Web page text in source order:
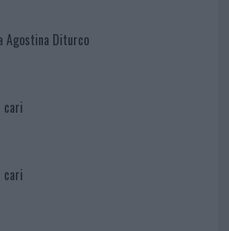
Agostina Diturco
cari
cari